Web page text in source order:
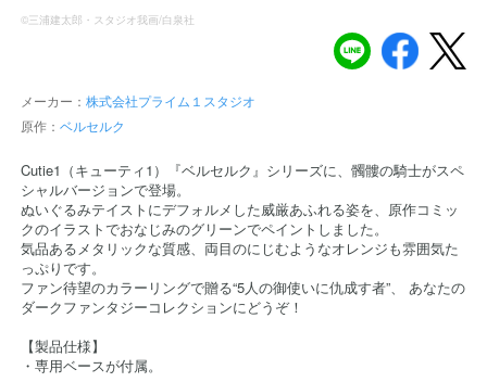
©三浦建太郎・スタジオ我画/白泉社
メーカー： 株式会社プライム１スタジオ
原作： ベルセルク
Cutie1（キューティ1）『ベルセルク』シリーズに、髑髏の騎士がスペ
シャルバージョンで登場。
ぬいぐるみテイストにデフォルメした威厳あふれる姿を、原作コミッ
クのイラストでおなじみのグリーンでペイントしました。
気品あるメタリックな質感、両目のにじむようなオレンジも雰囲気た
っぷりです。
ファン待望のカラーリングで贈る“5人の御使いに仇成す者”、 あなたの
ダークファンタジーコレクションにどうぞ！
【製品仕様】
・専用ベースが付属。